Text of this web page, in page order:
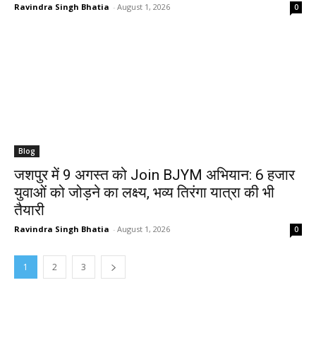
Ravindra Singh Bhatia - August 1, 2026 0
Blog
जशपुर में 9 अगस्त को Join BJYM अभियान: 6 हजार
युवाओं को जोड़ने का लक्ष्य, भव्य तिरंगा यात्रा की भी
तैयारी
Ravindra Singh Bhatia - August 1, 2026 0
1 2 3